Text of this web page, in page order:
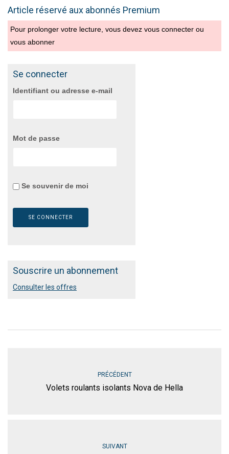
Article réservé aux abonnés Premium
Pour prolonger votre lecture, vous devez vous connecter ou
vous abonner
Se connecter
Identifiant ou adresse e-mail
Mot de passe
Se souvenir de moi
Souscrire un abonnement
Consulter les offres
PRÉCÉDENT
Volets roulants isolants Nova de Hella
SUIVANT